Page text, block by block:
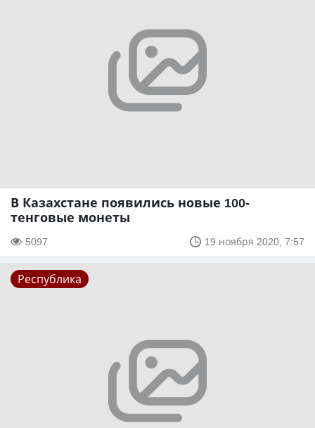
В Казахстане появились новые 100-
тенговые монеты
5097 19 ноября 2020, 7:57
Республика